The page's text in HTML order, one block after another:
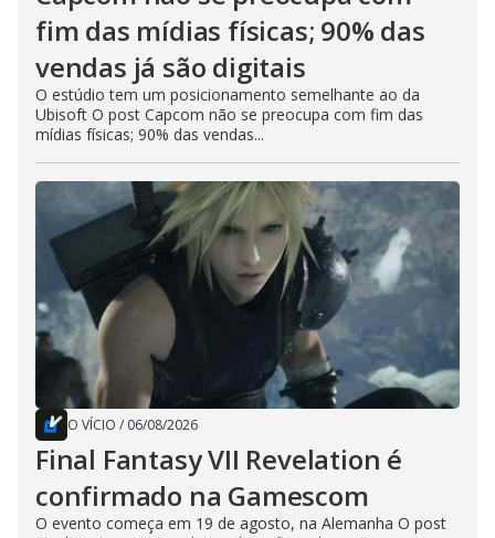
fim das mídias físicas; 90% das
vendas já são digitais
O estúdio tem um posicionamento semelhante ao da
Ubisoft O post Capcom não se preocupa com fim das
mídias físicas; 90% das vendas...
O VÍCIO / 06/08/2026
Final Fantasy VII Revelation é
confirmado na Gamescom
O evento começa em 19 de agosto, na Alemanha O post